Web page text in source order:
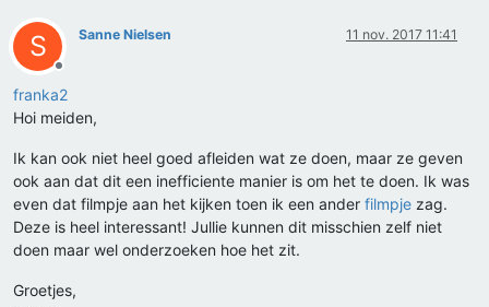
S
Offline
Sanne Nielsen 11 nov. 2017 11:41
franka2
Hoi meiden,
Ik kan ook niet heel goed afleiden wat ze doen, maar ze geven
ook aan dat dit een inefficiente manier is om het te doen. Ik was
even dat filmpje aan het kijken toen ik een ander filmpje zag.
Deze is heel interessant! Jullie kunnen dit misschien zelf niet
doen maar wel onderzoeken hoe het zit.
Groetjes,